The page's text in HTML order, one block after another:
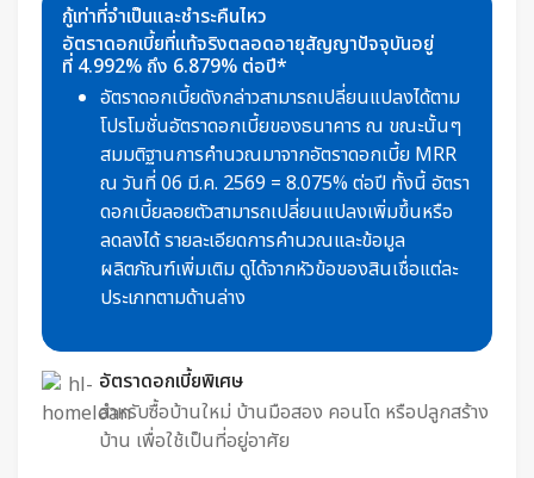
กู้เท่าที่จำเป็นและชำระคืนไหว
อัตราดอกเบี้ยที่แท้จริงตลอดอายุสัญญาปัจจุบันอยู่
ที่ 4.992% ถึง 6.879% ต่อปี*
อัตราดอกเบี้ยดังกล่าวสามารถเปลี่ยนแปลงได้ตาม
โปรโมชั่นอัตราดอกเบี้ยของธนาคาร ณ ขณะนั้นๆ
สมมติฐานการคำนวณมาจากอัตราดอกเบี้ย MRR
ณ วันที่ 06 มี.ค. 2569 = 8.075%ต่อปี​ ทั้งนี้ อัตรา
ดอกเบี้ยลอยตัวสามารถเปลี่ยนแปลงเพิ่มขึ้นหรือ
ลดลงได้ รายละเอียดการคำนวณและข้อมูล
ผลิตภัณฑ์เพิ่มเติม ดูได้จากหัวข้อของสินเชื่อแต่ละ
ประเภทตามด้านล่าง
อัตราดอกเบี้ยพิเศษ
สำหรับซื้อบ้านใหม่ บ้านมือสอง คอนโด หรือปลูกสร้าง
บ้าน เพื่อใช้เป็นที่อยู่อาศัย​